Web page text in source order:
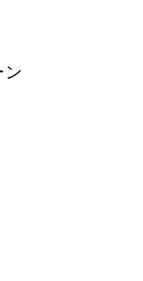
ン